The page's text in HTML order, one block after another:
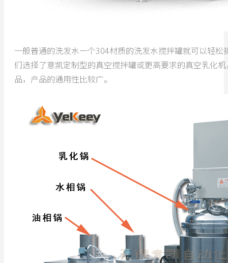
一般普通的洗发水一个304材质的洗发水搅拌罐就可以轻
们选择了意凯定制型的真空搅拌罐或更高要求的真空乳化
品，产品的通用性比较广。